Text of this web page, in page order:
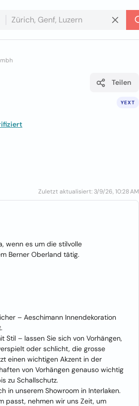
YEXT
Teilen
Zuletzt aktualisiert: 3/9/26, 10:28 AM
wenn es um die stilvolle
Berner Oberland tätig.
– Aeschimann Innendekoration
Stil – lassen Sie sich von Vorhängen,
oder schlicht, die grosse
einen wichtigen Akzent in der
von Vorhängen genauso wichtig
zu Schallschutz.
in unserem Showroom in Interlaken.
passt, nehmen wir uns Zeit, um